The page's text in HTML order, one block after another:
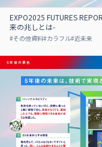
EXPO2025 FUTURES
来の兆しとは-
#その他資料#カラフル#近未来